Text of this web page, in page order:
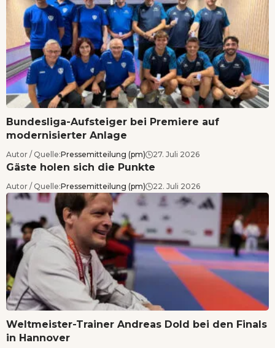
Bundesliga-Aufsteiger bei Premiere auf
modernisierter Anlage
Autor / Quelle:Pressemitteilung (pm) 27. Juli 2026
Gäste holen sich die Punkte
Autor / Quelle:Pressemitteilung (pm) 22. Juli 2026
Weltmeister-Trainer Andreas Dold bei den Finals
in Hannover